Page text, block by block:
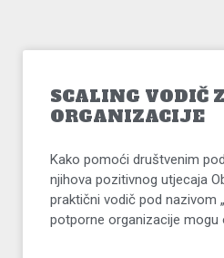
SCALING VODIČ
ORGANIZACIJE
Kako pomoći društvenim
njihova pozitivnog utjecaja
praktični vodič pod nazivom
potporne organizacije mogu